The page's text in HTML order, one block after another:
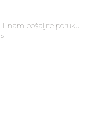
nam pošaljite poruku